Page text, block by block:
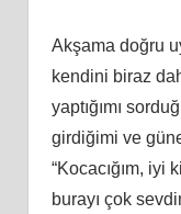
Akşama doğru
kendini biraz
yaptığımı
girdiğimi ve
“Kocacığım, iyi
burayı çok